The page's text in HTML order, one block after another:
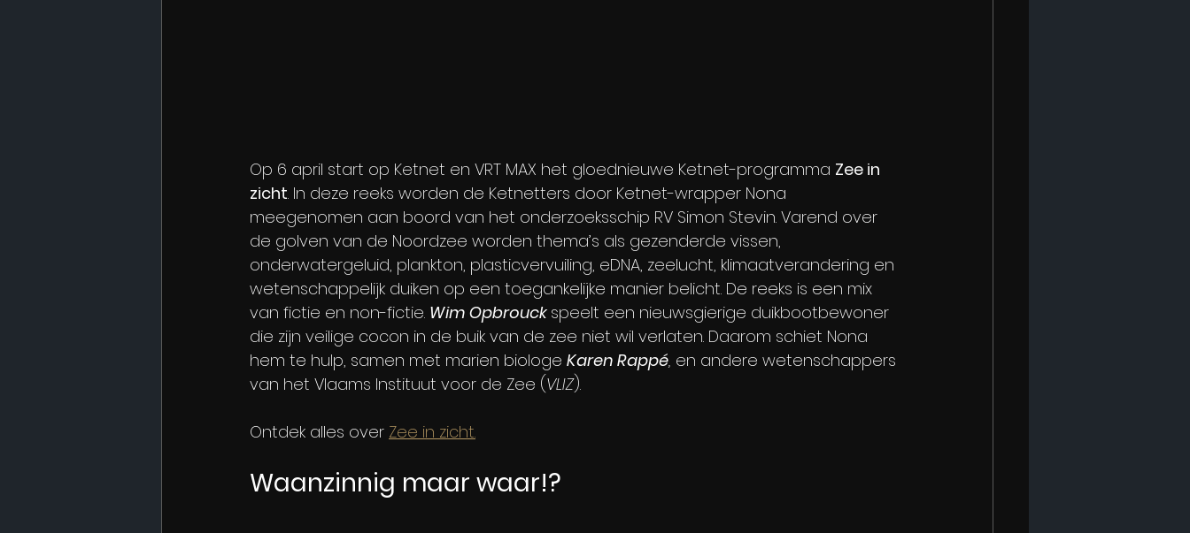
Op 6 april start op Ketnet en VRT MAX het gloednieuwe Ketnet-programma Zee in
zicht. In deze reeks worden de Ketnetters door Ketnet-wrapper Nona
meegenomen aan boord van het onderzoeksschip RV Simon Stevin. Varend over
de golven van de Noordzee worden thema’s als gezenderde vissen,
onderwatergeluid, plankton, plasticvervuiling, eDNA, zeelucht, klimaatverandering en
wetenschappelijk duiken op een toegankelijke manier belicht. De reeks is een mix
van fictie en non-fictie. Wim Opbrouck speelt een nieuwsgierige duikbootbewoner
die zijn veilige cocon in de buik van de zee niet wil verlaten. Daarom schiet Nona
hem te hulp, samen met marien biologe Karen Rappé, en andere wetenschappers
van het Vlaams Instituut voor de Zee (VLIZ).
Ontdek alles over Zee in zicht.
Waanzinnig maar waar!?